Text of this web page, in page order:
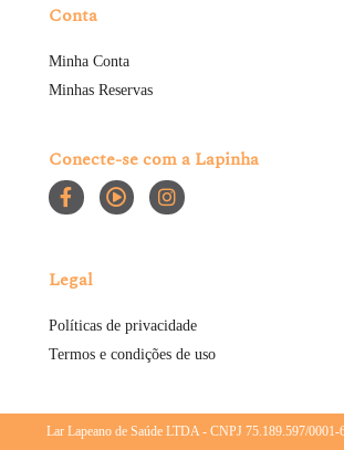
Conta
Minha Conta
Minhas Reservas
Conecte-se com a Lapinha
Legal
Políticas de privacidade
Termos e condições de uso
Lar Lapeano de Saúde LTDA - CNPJ 75.189.597/0001-